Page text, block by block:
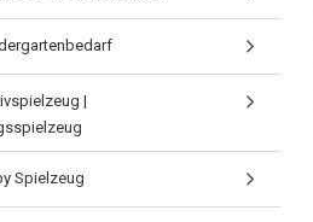
|
Spielzeug